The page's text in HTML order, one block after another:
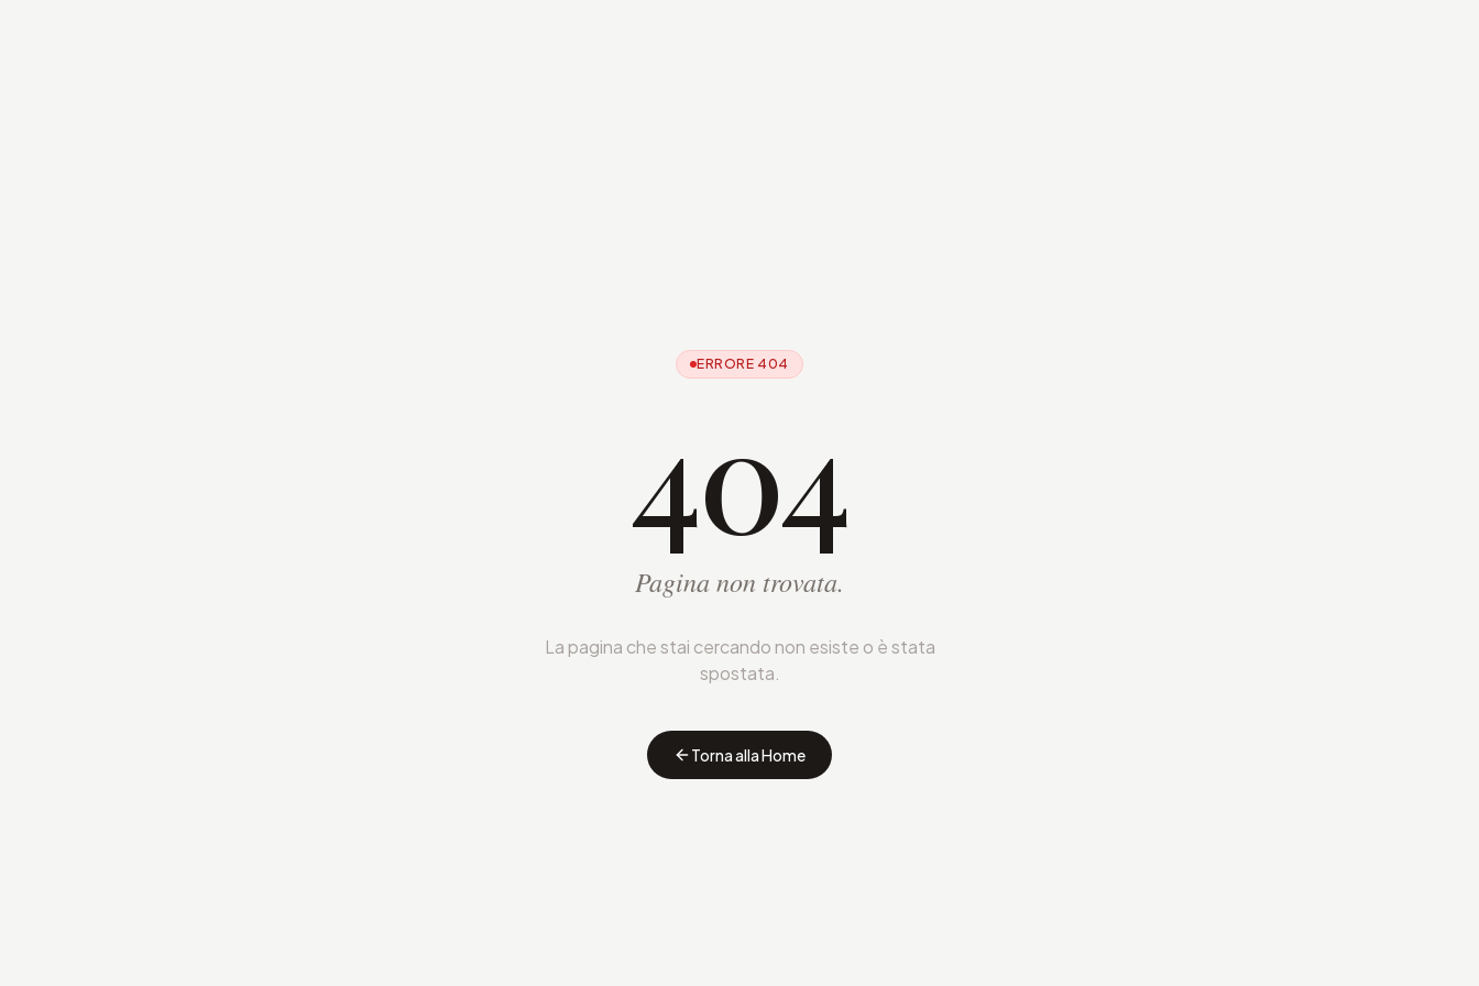
ERRORE 404
404
Pagina non trovata.
La pagina che stai cercando non esiste o è stata
spostata.
Torna alla Home